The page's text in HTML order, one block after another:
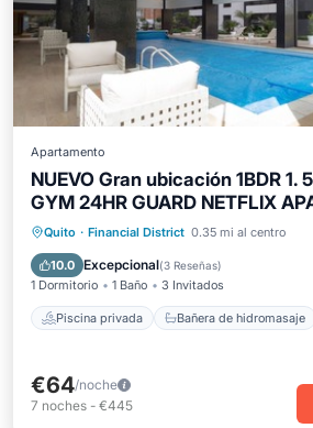
Apartamento
NUEVO Gran ubicación 1BDR 1.
GYM 24HR GUARD NETFLIX
Quito · Financial District 0.35 mi al centro
10.0 Excepcional(3 Reseñas)
1 Dormitorio 1 Baño 3 Invitados
Piscina privada Bañera de hidromasaje
Piscina privada
Bañera de
Aparcamiento
€64/noche
7 noches - €445